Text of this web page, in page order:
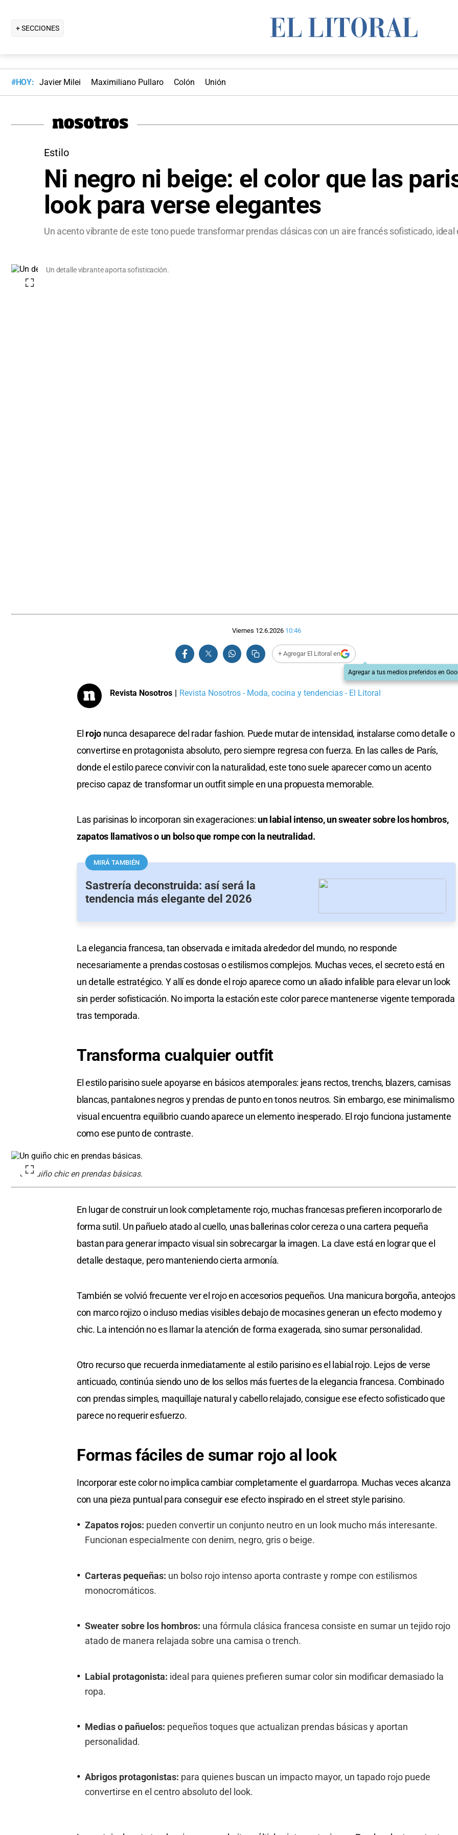
+ SECCIONES
#HOY: Javier Milei Maximiliano Pullaro Colón Unión
Estilo
Ni negro ni beige: el color que las
look para verse elegantes
Un acento vibrante de este tono puede transformar prendas clásicas con un aire francés sofisticado,
Un detalle vibrante aporta sofisticación.
Viernes 12.6.2026 10:46
+ Agregar El Litoral en
Agregar a tus medios preferidos en
Revista Nosotros | Revista Nosotros - Moda, cocina y tendencias - El Litoral
El rojonunca desaparece del radar fashion. Puede mutar de intensidad, instalarse como detalle o
convertirse en protagonista absoluto, pero siempre regresa con fuerza. En las calles de París,
donde el estilo parece convivir con la naturalidad, este tono suele aparecer como un acento
preciso capaz de transformar un outfit simple en una propuesta memorable.
Las parisinas lo incorporan sin exageraciones: un labial intenso, un sweater sobre los hombros,
zapatos llamativos o un bolso que rompe con la neutralidad.
MIRÁ TAMBIÉN
Sastrería deconstruida: así será la
tendencia más elegante del 2026
La elegancia francesa, tan observada e imitada alrededor del mundo, no responde
necesariamente a prendas costosas o estilismos complejos. Muchas veces, el secreto está en
un detalle estratégico. Y allí es donde el rojo aparece como un aliado infalible para elevar un look
sin perder sofisticación. No importa la estación este color parece mantenerse vigente temporada
tras temporada.
Transforma cualquier outfit
El estilo parisino suele apoyarse en básicos atemporales: jeans rectos, trenchs, blazers, camisas
blancas, pantalones negros y prendas de punto en tonos neutros. Sin embargo, ese minimalismo
visual encuentra equilibrio cuando aparece un elemento inesperado. El rojo funciona justamente
como ese punto de contraste.
Un guiño chic en prendas básicas.
En lugar de construir un look completamente rojo, muchas francesas prefieren incorporarlo de
forma sutil. Un pañuelo atado al cuello, unas ballerinas color cereza o una cartera pequeña
bastan para generar impacto visual sin sobrecargar la imagen. La clave está en lograr que el
detalle destaque, pero manteniendo cierta armonía.
También se volvió frecuente ver el rojo en accesorios pequeños. Una manicura borgoña, anteojos
con marco rojizo o incluso medias visibles debajo de mocasines generan un efecto moderno y
chic. La intención no es llamar la atención de forma exagerada, sino sumar personalidad.
Otro recurso que recuerda inmediatamente al estilo parisino es el labial rojo. Lejos de verse
anticuado, continúa siendo uno de los sellos más fuertes de la elegancia francesa. Combinado
con prendas simples, maquillaje natural y cabello relajado, consigue ese efecto sofisticado que
parece no requerir esfuerzo.
Formas fáciles de sumar rojo al look
Incorporar este color no implica cambiar completamente el guardarropa. Muchas veces alcanza
con una pieza puntual para conseguir ese efecto inspirado en el street style parisino.
Zapatos rojos: pueden convertir un conjunto neutro en un look mucho más interesante.
Funcionan especialmente con denim, negro, gris o beige.
Carteras pequeñas: un bolso rojo intenso aporta contraste y rompe con estilismos
monocromáticos.
Sweater sobre los hombros: una fórmula clásica francesa consiste en sumar un tejido rojo
atado de manera relajada sobre una camisa o trench.
Labial protagonista: ideal para quienes prefieren sumar color sin modificar demasiado la
ropa.
Medias o pañuelos: pequeños toques que actualizan prendas básicas y aportan
personalidad.
Abrigos protagonistas: para quienes buscan un impacto mayor, un tapado rojo puede
convertirse en el centro absoluto del look.